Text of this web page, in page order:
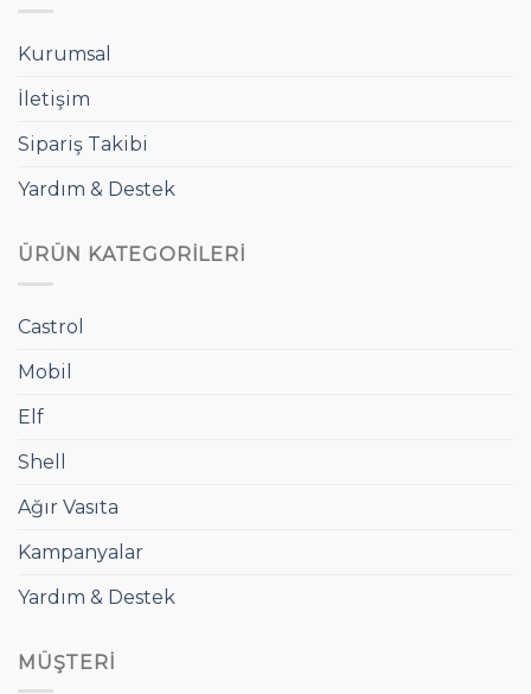
Kurumsal
İletişim
Sipariş Takibi
Yardım & Destek
ÜRÜN KATEGORILERI
Castrol
Mobil
Elf
Shell
Ağır Vasıta
Kampanyalar
Yardım & Destek
MÜŞTERI